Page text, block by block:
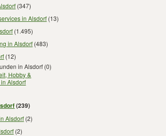
(347)
in Alsdorf (13)
(1.495)
in Alsdorf (483)
(12)
in Alsdorf (0)
Hobby &
Alsdorf
(239)
Alsdorf (2)
(2)